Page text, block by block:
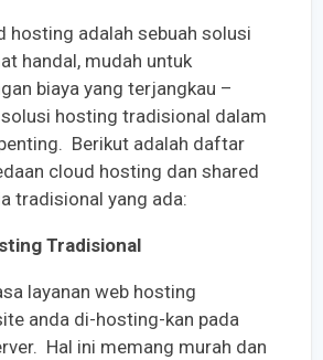
hosting adalah sebuah solusi
handal, mudah untuk
biaya yang terjangkau –
hosting tradisional dalam
Berikut adalah daftar
cloud hosting dan shared
tradisional yang ada:
Tradisional
layanan web hosting
anda di-hosting-kan pada
Hal ini memang murah dan